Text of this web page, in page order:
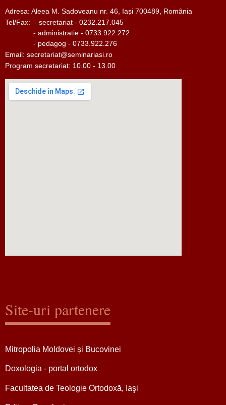
Adresa: Aleea M. Sadoveanu nr. 46, Iași 700489, România
Tel/Fax: - secretariat - 0232.217.045
- administratie - 0733.922.272
- pedagog - 0733.922.276
Email: secretariat@seminariasi.ro
Program secretariat: 10.00 - 13.00
Site-uri partenere
Mitropolia Moldovei și Bucovinei
Doxologia - portal ortodox
Facultatea de Teologie Ortodoxă, Iaşi